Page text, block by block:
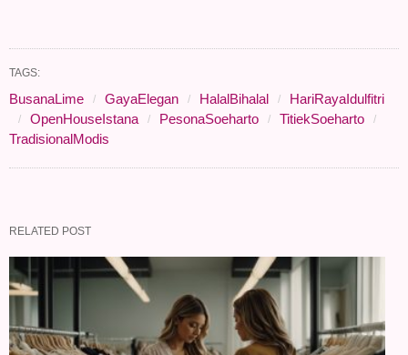
TAGS:
BusanaLime GayaElegan HalalBihalal
HariRayaIdulfitri
OpenHouseIstana
PesonaSoeharto
TitiekSoeharto
TradisionalModis
RELATED POST